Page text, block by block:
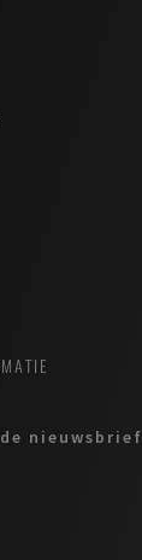
nieuwsbrief